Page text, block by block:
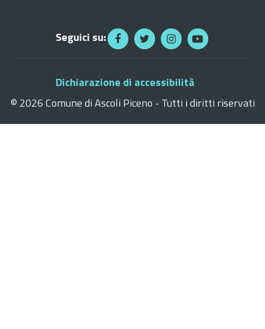
Seguici su:
Dichiarazione di accessibilità
© 2026 Comune di Ascoli Piceno - Tutti i diritti riservati